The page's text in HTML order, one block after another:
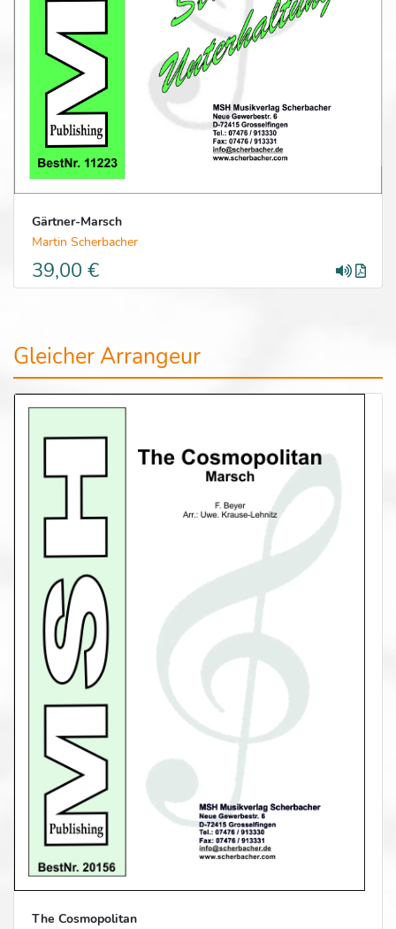
Gärtner-Marsch
Martin Scherbacher
39,00 €
Gleicher Arrangeur
The Cosmopolitan